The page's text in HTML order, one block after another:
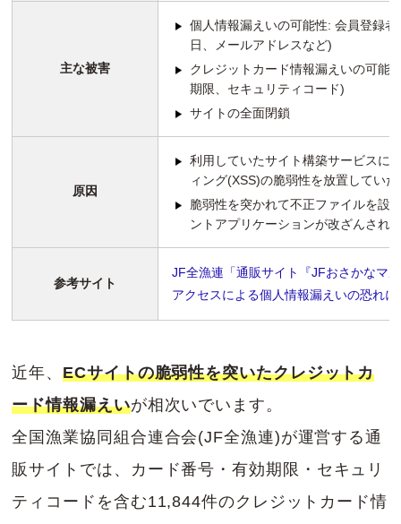
主な被害
個人情報漏えいの可能性: 会員登録
日、メールアドレスなど)
クレジットカード情報漏えいの可能
期限、セキュリティコード)
サイトの全面閉鎖
原因
利用していたサイト構築サービスに
ィング(XSS)の脆弱性を放置してい
脆弱性を突かれて不正ファイルを設
ントアプリケーションが改ざんされ
参考サイト
JF全漁連「通販サイト『JFおさかなマ
アクセスによる個人情報漏えいの恐れ
近年、ECサイトの脆弱性を突いたクレジットカ
ード情報漏えいが相次いでいます。
全国漁業協同組合連合会(JF全漁連)が運営する通
販サイトでは、カード番号・有効期限・セキュリ
ティコードを含む11,844件のクレジットカード情